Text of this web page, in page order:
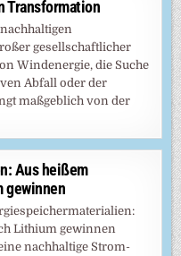
Transformation
gesellschaftlicher
Windenergie, die Suche
Abfall oder der
maßgeblich von der
Aus heißem
gewinnen
Lithium gewinnen
nachhaltige Strom-